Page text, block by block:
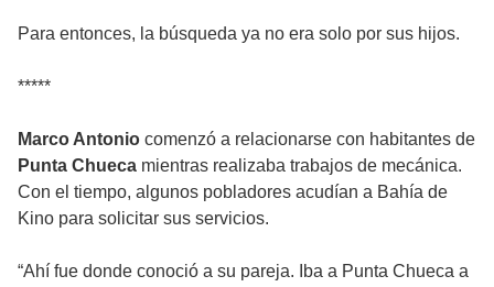
Para entonces, la búsqueda ya no era solo por sus hijos.
*****
Marco Antonio comenzó a relacionarse con habitantes de
Punta Chueca mientras realizaba trabajos de mecánica.
Con el tiempo, algunos pobladores acudían a Bahía de
Kino para solicitar sus servicios.
“Ahí fue donde conoció a su pareja. Iba a Punta Chueca a